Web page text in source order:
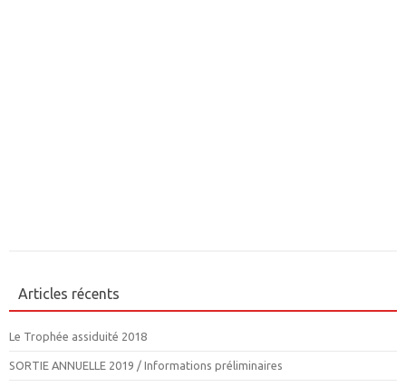
Articles récents
Le Trophée assiduité 2018
SORTIE ANNUELLE 2019 / Informations préliminaires